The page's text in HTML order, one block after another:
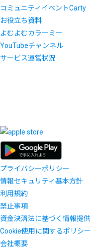
コミュニティイベントCarty
お役立ち資料
よむよむカラーミー
YouTubeチャンネル
サービス運営状況
プライバシーポリシー
情報セキュリティ基本方針
利用規約
禁止事項
資金決済法に基づく情報提供
Cookie使用に関するポリシー
会社概要